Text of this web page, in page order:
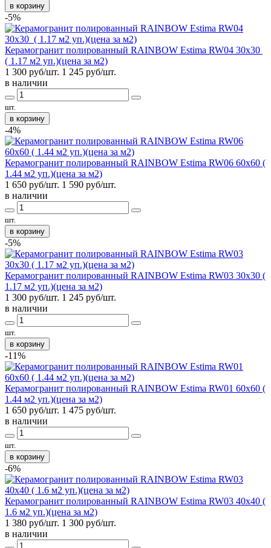
в корзину
-5%
Керамогранит полированный RAINBOW Estima RW04 30x30
( 1.17 м2 уп.)(цена за м2)
1 300 руб/шт. 1 245 руб/шт.
в наличии
шт.
в корзину
-4%
Керамогранит полированный RAINBOW Estima RW06 60x60 (
1.44 м2 уп.)(цена за м2)
1 650 руб/шт. 1 590 руб/шт.
в наличии
шт.
в корзину
-5%
Керамогранит полированный RAINBOW Estima RW03 30x30 (
1.17 м2 уп.)(цена за м2)
1 300 руб/шт. 1 245 руб/шт.
в наличии
шт.
в корзину
-11%
Керамогранит полированный RAINBOW Estima RW01 60x60 (
1.44 м2 уп.)(цена за м2)
1 650 руб/шт. 1 475 руб/шт.
в наличии
шт.
в корзину
-6%
Керамогранит полированный RAINBOW Estima RW03 40x40 (
1.6 м2 уп.)(цена за м2)
1 380 руб/шт. 1 300 руб/шт.
в наличии